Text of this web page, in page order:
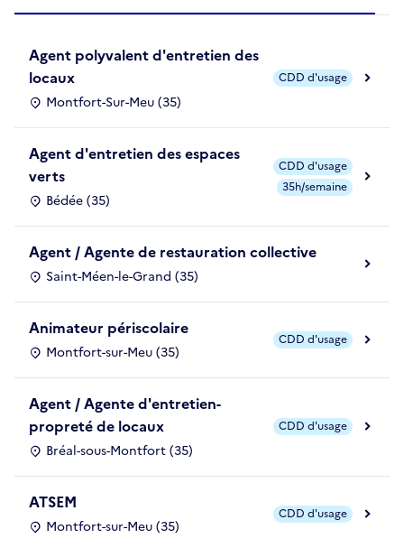
Agent polyvalent d'entretien des
locaux
Montfort-Sur-Meu (35)
CDD d'usage
Agent d'entretien des espaces
verts
Bédée (35)
CDD d'usage
35h/semaine
Agent / Agente de restauration collective
Saint-Méen-le-Grand (35)
Animateur périscolaire
Montfort-sur-Meu (35)
CDD d'usage
Agent / Agente d'entretien-
propreté de locaux
Bréal-sous-Montfort (35)
CDD d'usage
ATSEM
Montfort-sur-Meu (35)
CDD d'usage